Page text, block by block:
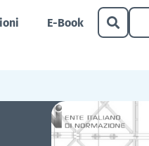
E-Book